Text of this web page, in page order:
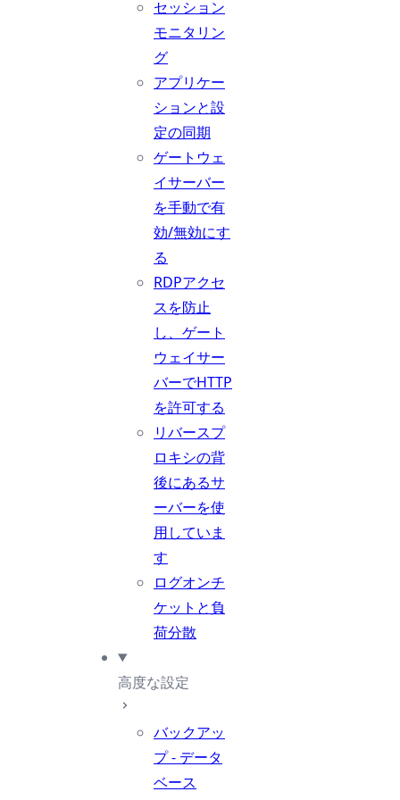
セッション
モニタリン
グ
アプリケー
ションと設
定の同期
ゲートウェ
イサーバー
を手動で有
効/無効にす
る
RDPアクセ
スを防止
し、ゲート
ウェイサー
バーでHTTP
を許可する
リバースプ
ロキシの背
後にあるサ
ーバーを使
用していま
す
ログオンチ
ケットと負
荷分散
高度な設定
バックアッ
プ - データ
ベース